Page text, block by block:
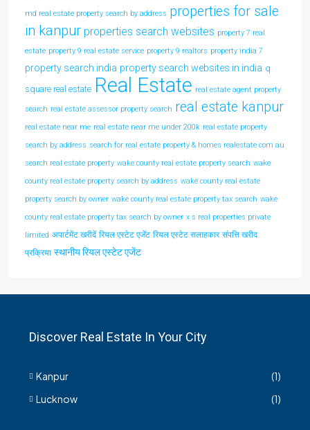
md real estate property search by address properties for sale
in kanpur properties search websites property 7 real
estate property 9 real estate service property 9 realtors property india 7
property search india property search websites in india q
square real estate Real Estate real estate agent property
search real estate assessor property search real estate kanpur
real estate near me real estate near me under 200k real estate property
search by address search for real estate property & homes realestate com au
search real estate property wake county real estate property search wake
county real estate property search by address wake county real estate
property search by owner wake county real estate property tax search wake
county real estate property tax search by owner x s real properties private
limited अपार्टमेंट खरीदें रियल एस्टेट एजेंट रियल एस्टेट सलाहकार संपत्ति खरीद
प्रक्रिया स्थानीय रियल एस्टेट एजेंट
Discover Real Estate In Your City
Kanpur
(1)
Lucknow
(1)